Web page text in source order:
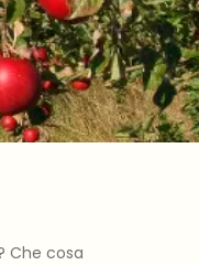
Che cosa